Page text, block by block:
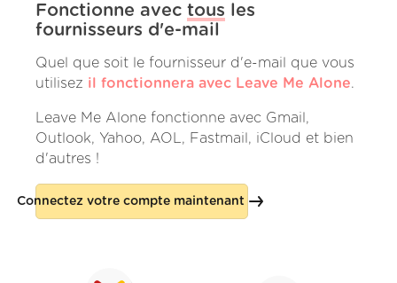
Fonctionne avec tous
les
fournisseurs d'e-mail
Quel que soit le fournisseur d'e-mail que vous
utilisez il fonctionnera avec Leave Me Alone.
Leave Me Alone fonctionne avec Gmail,
Outlook, Yahoo, AOL, Fastmail, iCloud et bien
d'autres !
Connectez votre compte maintenant